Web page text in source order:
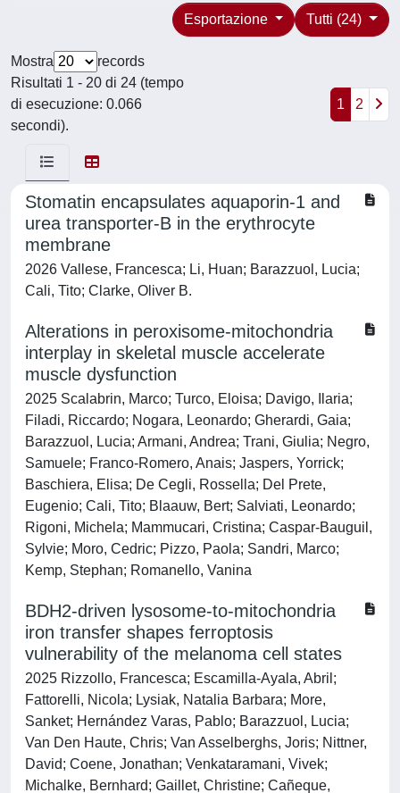
Tutti (24)
Esportazione
Mostra
records
Risultati 1 - 20 di 24 (tempo
di esecuzione: 0.066
secondi).
1 2
Stomatin encapsulates aquaporin-1 and
urea transporter-B in the erythrocyte
membrane
2026 Vallese, Francesca; Li, Huan; Barazzuol, Lucia;
Cali, Tito; Clarke, Oliver B.
Alterations in peroxisome-mitochondria
interplay in skeletal muscle accelerate
muscle dysfunction
2025 Scalabrin, Marco; Turco, Eloisa; Davigo, Ilaria;
Filadi, Riccardo; Nogara, Leonardo; Gherardi, Gaia;
Barazzuol, Lucia; Armani, Andrea; Trani, Giulia; Negro,
Samuele; Franco-Romero, Anais; Jaspers, Yorrick;
Baschiera, Elisa; De Cegli, Rossella; Del Prete,
Eugenio; Cali, Tito; Blaauw, Bert; Salviati, Leonardo;
Rigoni, Michela; Mammucari, Cristina; Caspar-Bauguil,
Sylvie; Moro, Cedric; Pizzo, Paola; Sandri, Marco;
Kemp, Stephan; Romanello, Vanina
BDH2-driven lysosome-to-mitochondria
iron transfer shapes ferroptosis
vulnerability of the melanoma cell states
2025 Rizzollo, Francesca; Escamilla-Ayala, Abril;
Fattorelli, Nicola; Lysiak, Natalia Barbara; More,
Sanket; Hernández Varas, Pablo; Barazzuol, Lucia;
Van Den Haute, Chris; Van Asselberghs, Joris; Nittner,
David; Coene, Jonathan; Venkataramani, Vivek;
Michalke, Bernhard; Gaillet, Christine; Cañeque,